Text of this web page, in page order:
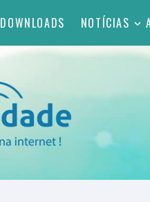
DOWNLOADS NOTÍCIAS